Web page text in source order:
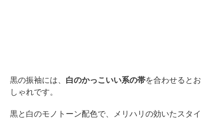
黒の振袖には、 白のかっこいい系の帯を合わせるとお
しゃれです。
黒と白のモノトーン配色で、メリハリの効いたスタイ